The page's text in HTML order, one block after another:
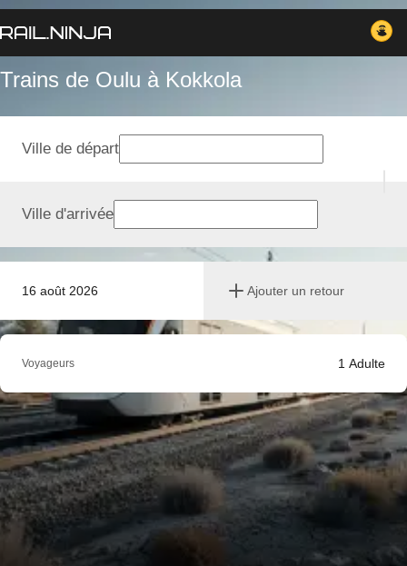
Trains de Oulu à Kokkola
16 août 2026 Ajouter un retour
Ville de départ
Ville d'arrivée
Voyageurs 1 Adulte